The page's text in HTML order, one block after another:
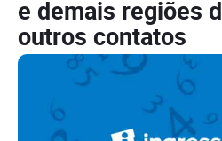
e demais regiões
outros contatos